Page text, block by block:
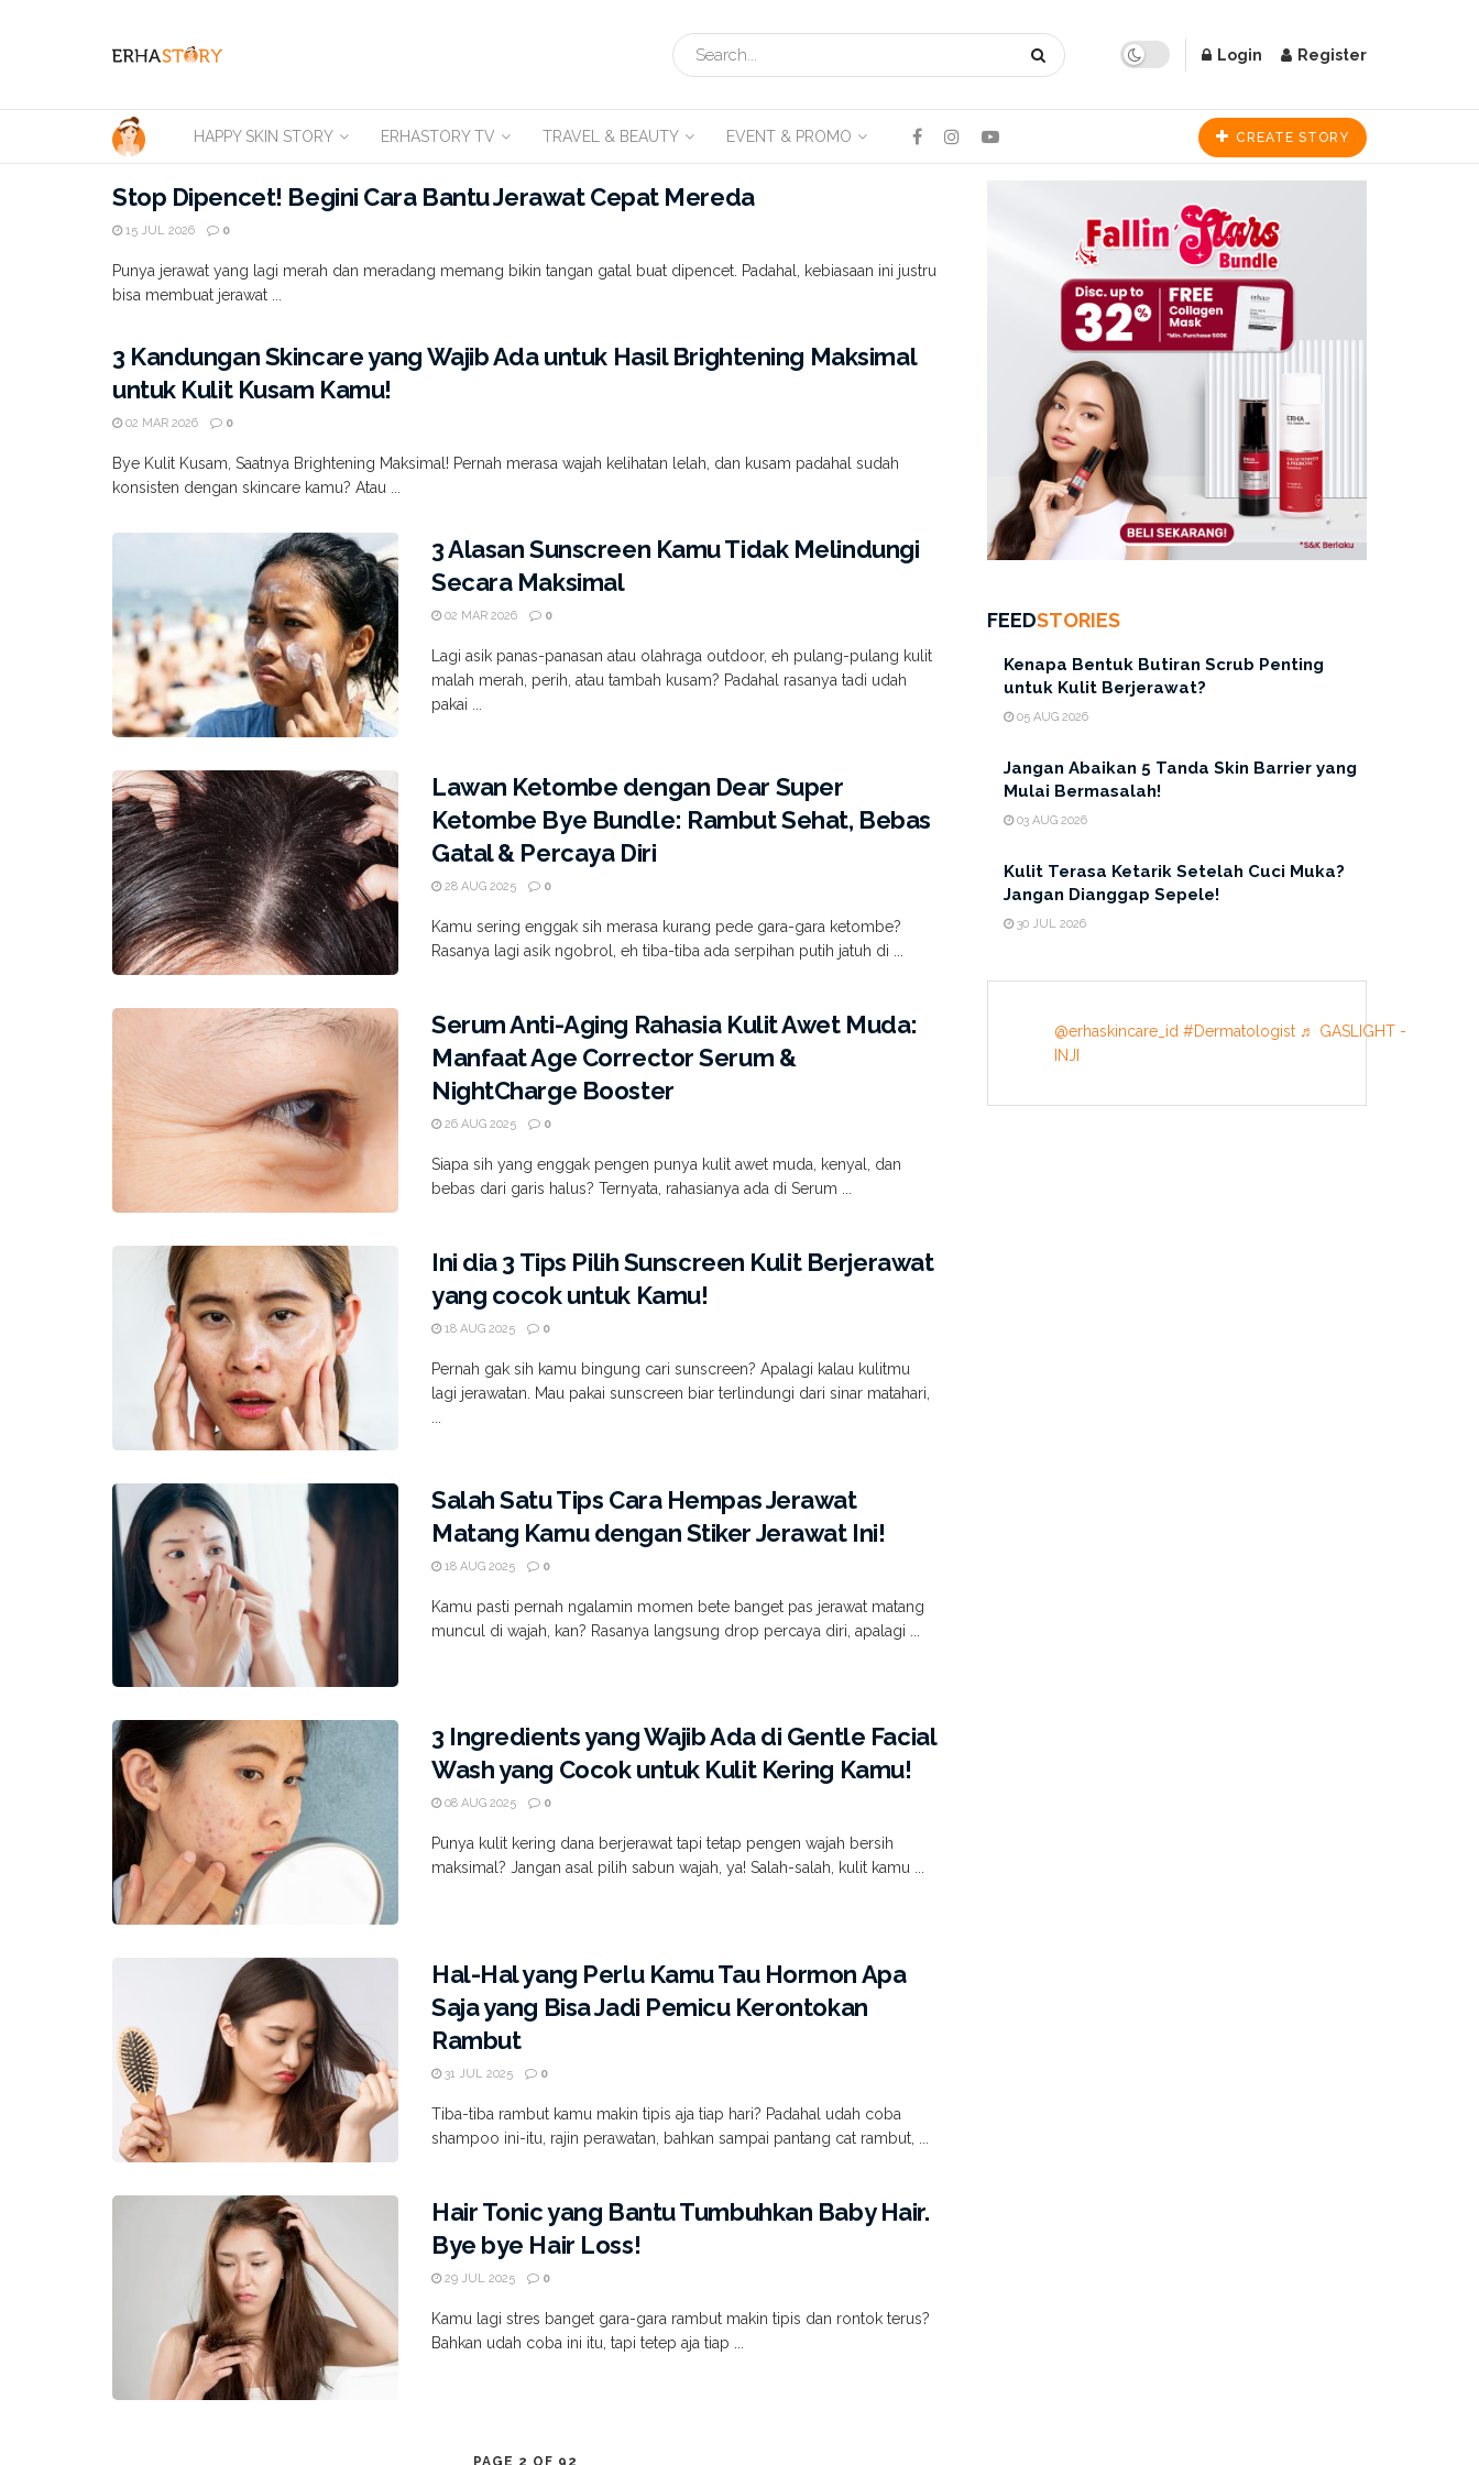
Login Register
HAPPY SKIN STORY ERHASTORY TV TRAVEL & BEAUTY EVENT & PROMO CREATE STORY
Stop Dipencet! Begini Cara Bantu Jerawat Cepat Mereda
15 JUL 2026 0
Punya jerawat yang lagi merah dan meradang memang bikin tangan gatal buat dipencet. Padahal, kebiasaan ini justru
bisa membuat jerawat ...
3 Kandungan Skincare yang Wajib Ada untuk Hasil Brightening Maksimal
untuk Kulit Kusam Kamu!
02 MAR 2026 0
Bye Kulit Kusam, Saatnya Brightening Maksimal! Pernah merasa wajah kelihatan lelah, dan kusam padahal sudah
konsisten dengan skincare kamu? Atau ...
3 Alasan Sunscreen Kamu Tidak Melindungi
Secara Maksimal
02 MAR 2026 0
Lagi asik panas-panasan atau olahraga outdoor, eh pulang-pulang kulit
malah merah, perih, atau tambah kusam? Padahal rasanya tadi udah
pakai ...
Lawan Ketombe dengan Dear Super
Ketombe Bye Bundle: Rambut Sehat, Bebas
Gatal & Percaya Diri
28 AUG 2025 0
Kamu sering enggak sih merasa kurang pede gara-gara ketombe?
Rasanya lagi asik ngobrol, eh tiba-tiba ada serpihan putih jatuh di ...
Serum Anti-Aging Rahasia Kulit Awet Muda:
Manfaat Age Corrector Serum &
NightCharge Booster
26 AUG 2025 0
Siapa sih yang enggak pengen punya kulit awet muda, kenyal, dan
bebas dari garis halus? Ternyata, rahasianya ada di Serum ...
Ini dia 3 Tips Pilih Sunscreen Kulit Berjerawat
yang cocok untuk Kamu!
18 AUG 2025 0
Pernah gak sih kamu bingung cari sunscreen? Apalagi kalau kulitmu
lagi jerawatan. Mau pakai sunscreen biar terlindungi dari sinar matahari,
Salah Satu Tips Cara Hempas Jerawat
Matang Kamu dengan Stiker Jerawat Ini!
18 AUG 2025 0
Kamu pasti pernah ngalamin momen bete banget pas jerawat matang
muncul di wajah, kan? Rasanya langsung drop percaya diri, apalagi ...
3 Ingredients yang Wajib Ada di Gentle Facial
Wash yang Cocok untuk Kulit Kering Kamu!
08 AUG 2025 0
Punya kulit kering dana berjerawat tapi tetap pengen wajah bersih
maksimal? Jangan asal pilih sabun wajah, ya! Salah-salah, kulit kamu ...
Hal-Hal yang Perlu Kamu Tau Hormon Apa
Saja yang Bisa Jadi Pemicu Kerontokan
Rambut
31 JUL 2025 0
Tiba-tiba rambut kamu makin tipis aja tiap hari? Padahal udah coba
shampoo ini-itu, rajin perawatan, bahkan sampai pantang cat rambut, ...
Hair Tonic yang Bantu Tumbuhkan Baby Hair.
Bye bye Hair Loss!
29 JUL 2025 0
Kamu lagi stres banget gara-gara rambut makin tipis dan rontok terus?
Bahkan udah coba ini itu, tapi tetep aja tiap ...
PAGE 2 OF 92
FEEDSTORIES
Kenapa Bentuk Butiran Scrub Penting
untuk Kulit Berjerawat?
05 AUG 2026
Jangan Abaikan 5 Tanda Skin Barrier yang
Mulai Bermasalah!
03 AUG 2026
Kulit Terasa Ketarik Setelah Cuci Muka?
Jangan Dianggap Sepele!
30 JUL 2026
@erhaskincare_id #Dermatologist ♬ GASLIGHT -
INJI